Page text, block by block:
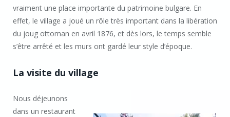
vraiment une place importante du patrimoine bulgare. En
effet, le village a joué un rôle très important dans la libération
du joug ottoman en avril 1876, et dès lors, le temps semble
s’être arrêté et les murs ont gardé leur style d’époque.
La visite du village
Nous déjeunons
dans un restaurant